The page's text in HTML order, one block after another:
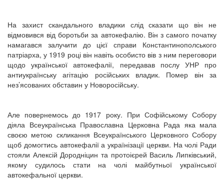
На захист скандального владики слід сказати що він не
відмовився від боротьби за автокефалію. Він з самого початку
намагався залучити до цієї справи Константинополського
патріарха, у 1919 році він навіть особисто вів з ним переговори
щодо української автокефалії, передавав послу УНР про
антиукраїнську агітацію російських владик. Помер він за
нез’ясованих обставин у Новоросійську.
Але повернемось до 1917 року. При Софійському Собору
діяла Всеукраїнська Православна Церковна Рада яка мала
своєю метою скликання Всеукраїнського Церковного Собору
щоб домогтись автокефалії а українізації церкви. На чолі Ради
стояли Алексій Дородніцин та протоієрей Василь Липківський,
якому судилось стати на чолі майбутньої української
автокефальної церкви.